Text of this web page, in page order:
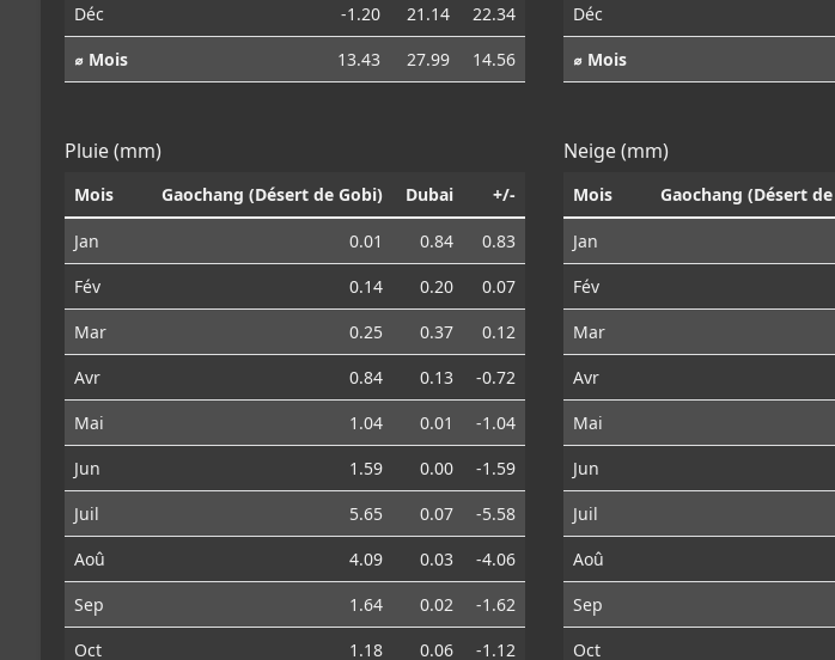
Déc
-1.20 21.14
22.34
⌀ Mois
13.43 27.99 14.56
Déc
⌀ Mois
Pluie (mm)
Mois Gaochang (Désert de Gobi) Dubai +/-
Jan 0.01 0.84
0.83
Fév
0.14 0.20
0.07
Mar
0.25 0.37
0.12
Avr
0.84 0.13
-0.72
Mai
1.04 0.01
-1.04
Jun
1.59 0.00
-1.59
Juil
5.65 0.07
-5.58
Aoû
4.09 0.03
-4.06
Sep
1.64 0.02
-1.62
Oct
1.18 0.06 -1.12
Neige (mm)
Mois Gaochang (Désert
Jan
Fév
Mar
Avr
Mai
Jun
Juil
Aoû
Sep
Oct